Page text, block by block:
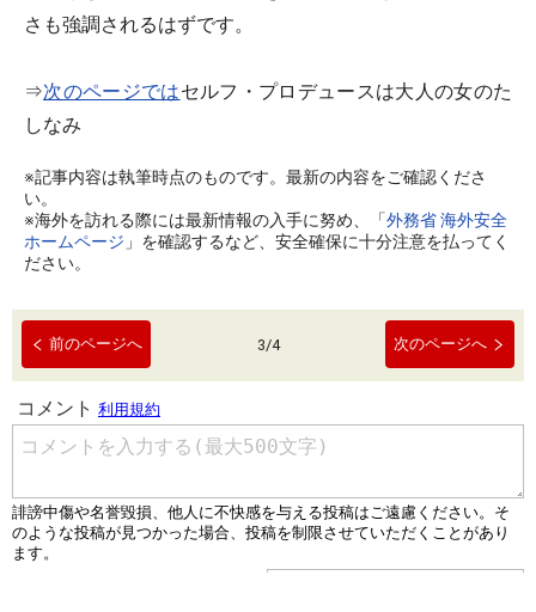
さも強調されるはずです。
⇒次のページではセルフ・プロデュースは大人の女のた
しなみ
※記事内容は執筆時点のものです。最新の内容をご確認くださ
い。
※海外を訪れる際には最新情報の入手に努め、「外務省 海外安全
ホームページ 」を確認するなど、安全確保に十分注意を払ってく
ださい。
前のページへ 3/4 次のページへ